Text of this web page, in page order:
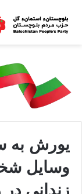
یورش به
وسایل